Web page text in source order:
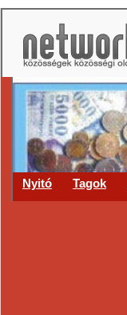
Nyitó Tagok